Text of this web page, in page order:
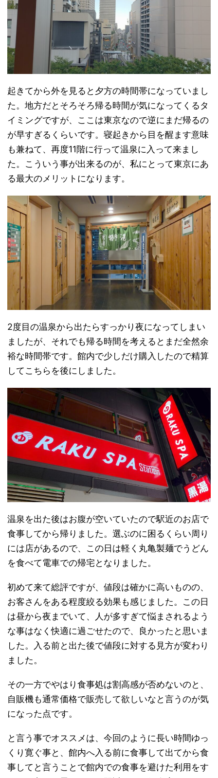
起きてから外を見ると夕方の時間帯になっていまし
た。地方だとそろそろ帰る時間が気になってくるタ
イミングですが、ここは東京なので逆にまだ帰るの
が早すぎるくらいです。寝起きから目を醒ます意味
も兼ねて、再度11階に行って温泉に入って来まし
た。こういう事が出来るのが、私にとって東京にあ
る最大のメリットになります。
2度目の温泉から出たらすっかり夜になってしまい
ましたが、それでも帰る時間を考えるとまだ全然余
裕な時間帯です。館内で少しだけ購入したので精算
してこちらを後にしました。
温泉を出た後はお腹が空いていたので駅近のお店で
食事してから帰りました。選ぶのに困るくらい周り
には店があるので、この日は軽く丸亀製麺でうどん
を食べて電車での帰宅となりました。
初めて来て総評ですが、値段は確かに高いものの、
お客さんをある程度絞る効果も感じました。この日
は昼から夜までいて、人が多すぎて悩まされるよう
な事はなく快適に過ごせたので、良かったと思いま
した。入る前と出た後で値段に対する見方が変わり
ました。
その一方でやはり食事処は割高感が否めないのと、
自販機も通常価格で販売して欲しいなと言うのが気
になった点です。
と言う事でオススメは、今回のように長い時間ゆっ
くり寛ぐ事と、館内へ入る前に食事して出てから食
事してと言うことで館内での食事を避けた利用をす